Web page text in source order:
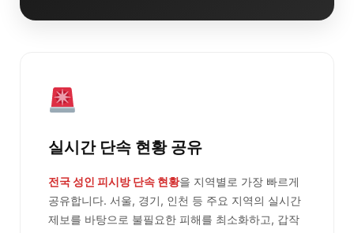
실시간 단속 현황 공유
전국 성인 피시방 단속 현황을 지역별로 가장 빠르게
공유합니다. 서울, 경기, 인천 등 주요 지역의 실시간
제보를 바탕으로 불필요한 피해를 최소화하고, 갑작